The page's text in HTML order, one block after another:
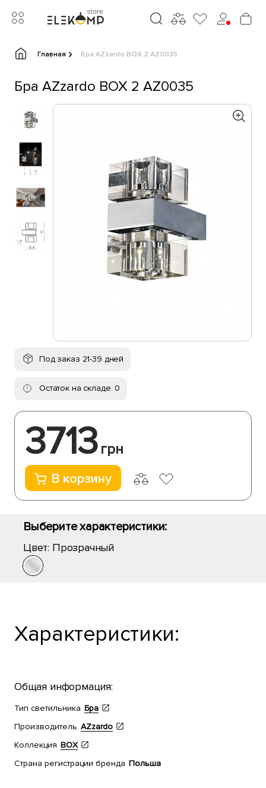
Главная Бра AZzardo BOX 2 AZ0035
Бра AZzardo BOX 2 AZ0035
Под заказ 21-39 дней
Остаток на складе: 0
3713 грн
В корзину
Выберите характеристики:
Цвет: Прозрачный
Характеристики:
Общая информация:
Тип светильника Бра
Производитель AZzardo
Коллекция BOX
Страна регистрации бренда Польша